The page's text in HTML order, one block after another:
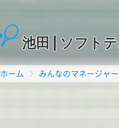
池田 ソフ トテ
ホーム みんなのマネージャー